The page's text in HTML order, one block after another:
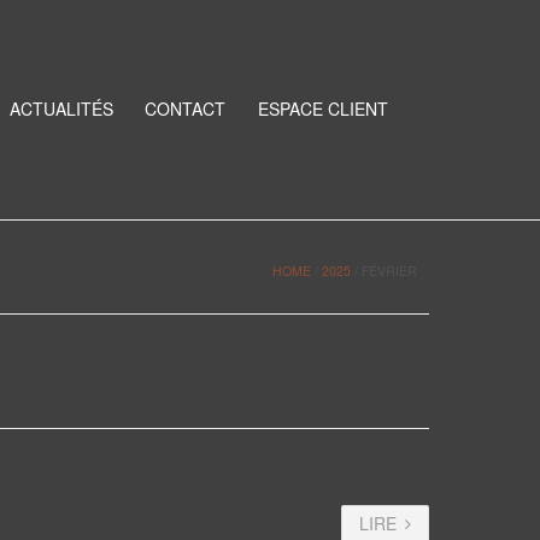
ACTUALITÉS CONTACT ESPACE CLIENT
HOME 2025/
LIRE